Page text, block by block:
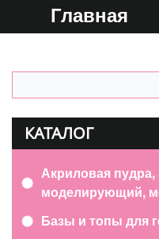
Главная
КАТАЛОГ
Акриловая
моделирующий,
Базы и топы для